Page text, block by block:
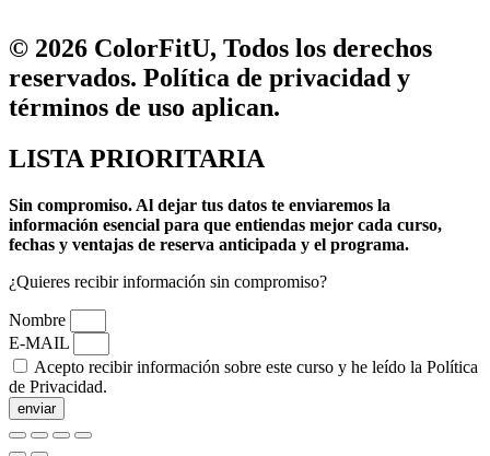
© 2026 ColorFitU, Todos los derechos
reservados. Política de privacidad y
términos de uso aplican.
LISTA PRIORITARIA
Sin compromiso. Al dejar tus datos te enviaremos la
información esencial para que entiendas mejor cada curso,
fechas y ventajas de reserva anticipada y el programa.
¿Quieres recibir información sin compromiso?
Nombre
E-MAIL
Acepto recibir información sobre este curso y he leído la Política
de Privacidad.
enviar